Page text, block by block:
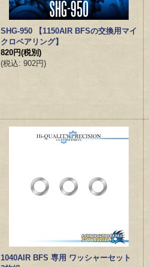
SHG-950 【1150AIR BFSの交換用マイ
クロベアリング】
820円(税別)
(税込: 902円)
1040AIR BFS 専用 ワッシャーセット